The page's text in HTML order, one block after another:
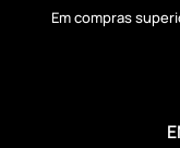
Em compras